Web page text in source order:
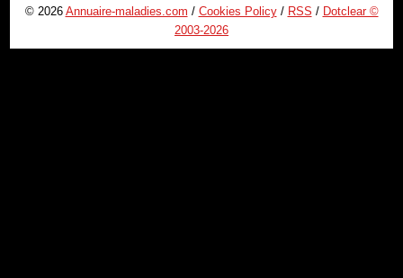
© 2026 Annuaire-maladies.com / Cookies Policy/ RSS / Dotclear ©
2003-2026